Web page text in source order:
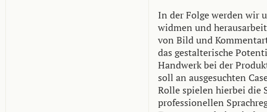
In der Folge werden wir
widmen und
von Bild und
das gestalterische
Handwerk bei der
soll an ausgesuchten
Rolle spielen hierbei die
professionellen